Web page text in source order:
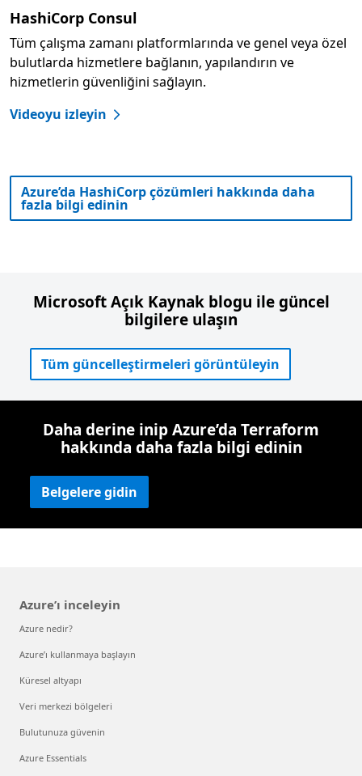
HashiCorp Consul
Tüm çalışma zamanı platformlarında ve genel veya özel
bulutlarda hizmetlere bağlanın, yapılandırın ve
hizmetlerin güvenliğini sağlayın.
Videoyu izleyin
Azure’da HashiCorp çözümleri hakkında daha
fazla bilgi edinin
Microsoft Açık Kaynak blogu ile güncel
bilgilere ulaşın
Tüm güncelleştirmeleri görüntüleyin
Daha derine inip Azure’da Terraform
hakkında daha fazla bilgi edinin
Belgelere gidin
Azure’ı inceleyin
Azure nedir?
Azure’ı kullanmaya başlayın
Küresel altyapı
Veri merkezi bölgeleri
Bulutunuza güvenin
Azure Essentials